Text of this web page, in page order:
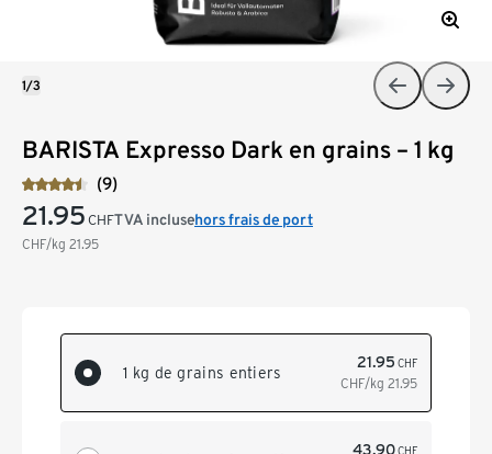
BARISTA Expresso Dark en grains – 1 kg
(9)
21.95 CHF
CHF/kg 21.95
TVA inclusehors frais de port
1 kg de grains entiers
21.95 CHF
CHF/kg 21.95
43.90CHF
1/3